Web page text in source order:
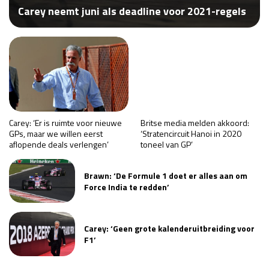
GP VERENIGDE STATEN 2026
Kwalificatie
Race
zo 21:00 - 23:00
GP MEXICO 2026
Kwalificatie
GP SÃO PAULO 2026
Kwalificatie
za 19:00 - 20:00
Race
LAS VEGAS GRAND PRIX 2026
Carey neemt juni als deadline voor 2021-regels
Carey: ‘Er is ruimte voor nieuwe
GPs, maar we willen eerst
aflopende deals verlengen’
Britse media melden akkoord:
‘Stratencircuit Hanoi in 2020
toneel van GP’
Brawn: ‘De Formule 1 doet er alles aan om
Force India te redden’
Carey: ‘Geen grote kalenderuitbreiding voor
F1’